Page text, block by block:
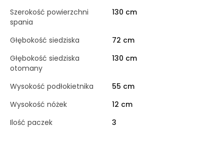
Szerokość powierzchni
spania
130 cm
Głębokość siedziska
72 cm
Głębokość siedziska
otomany
130 cm
Wysokość podłokietnika
55 cm
Wysokość nóżek
12 cm
Ilość paczek
3